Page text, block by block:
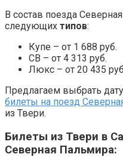
В состав поезда
следующих типов:
Купе – от 1 688 руб.
СВ – от 4 313 руб.
Люкс – от 20 435
Предлагаем выбрать
билеты на поезд
из Твери.
Билеты из Твери в
Северная Пальмира: